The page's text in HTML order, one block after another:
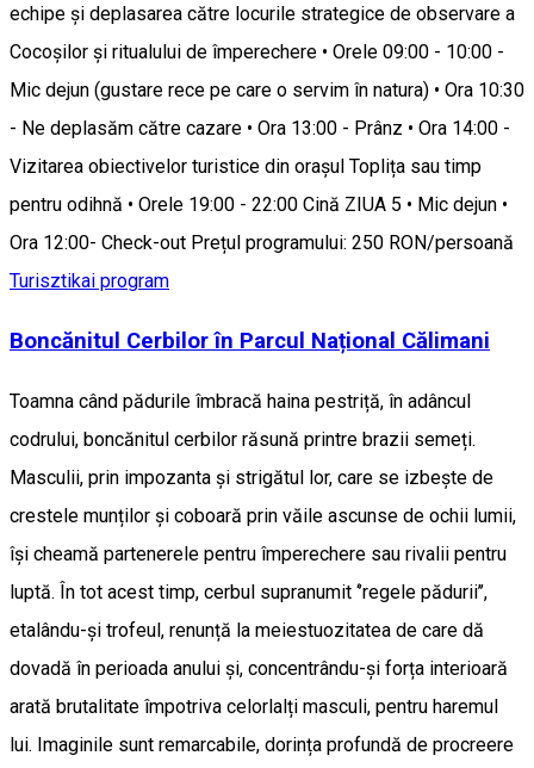
echipe și deplasarea către locurile strategice de observare a
Cocoșilor și ritualului de împerechere • Orele 09:00 - 10:00 -
Mic dejun (gustare rece pe care o servim în natura) • Ora 10:30
- Ne deplasăm către cazare • Ora 13:00 - Prânz • Ora 14:00 -
Vizitarea obiectivelor turistice din orașul Toplița sau timp
pentru odihnă • Orele 19:00 - 22:00 Cină ZIUA 5 • Mic dejun •
Ora 12:00- Check-out Prețul programului: 250 RON/persoană
Turisztikai program
Boncănitul Cerbilor în Parcul Național Călimani
Toamna când pădurile îmbracă haina pestriță, în adâncul
codrului, boncănitul cerbilor răsună printre brazii semeți.
Masculii, prin impozanta și strigătul lor, care se izbește de
crestele munților și coboară prin văile ascunse de ochii lumii,
își cheamă partenerele pentru împerechere sau rivalii pentru
luptă. În tot acest timp, cerbul supranumit ‘’regele pădurii’’,
etalându-și trofeul, renunță la meiestuozitatea de care dă
dovadă în perioada anului și, concentrându-și forța interioară
arată brutalitate împotriva celorlalți masculi, pentru haremul
lui. Imaginile sunt remarcabile, dorința profundă de procreere